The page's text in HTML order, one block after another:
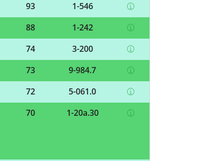
93
1-546
88
1-242
74
3-200
73
9-984.7
72
5-061.0
70 1-20a.30